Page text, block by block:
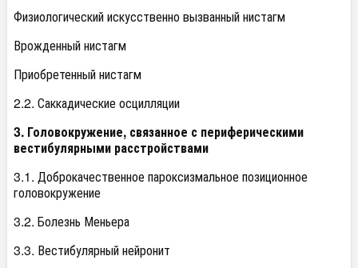
Физиологический искусственно вызванный нистагм
Врожденный нистагм
Приобретенный нистагм
2.2. Саккадические осцилляции
3. Головокружение, связанное с периферическими
вестибулярными расстройствами
3.1. Доброкачественное пароксизмальное позиционное
головокружение
3.2. Болезнь Меньера
3.3. Вестибулярный нейронит